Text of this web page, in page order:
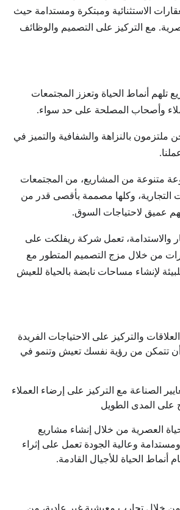
الاستثنائية ومبتكرة ومستدامة حيث
مع التركيز على التصميم والوظائف
تلهم أنماط الحياة وتعزز المجتمعات
وأصحاب المصلحة على حد سواء.
ملتزمون بالنزاهة والشفافية والتميز في
متنوعة من المشاريع، من المجتمعات
التجارية، وكلها مصممة بأقصى قدر من
عميق لاحتياجات السوق.
والاستدامة، تعمل شركة ريفلكت على
من خلال مزج التصميم المتطور مع
لإنشاء مساحات نابضة بالحياة للعيش
والتركيز على الاحتياجات الفريدة
أن تتمكن من رؤية نفسك تعيش وتنمو في
الصناعة مع التركيز على إرضاء العملاء
على المدى الطويل
العصرية من خلال إنشاء مشاريع
وعالية الجودة تعمل على إثراء
أنماط الحياة للأجيال القادمة.
من خلال تجارب معيشية غير عادية، من